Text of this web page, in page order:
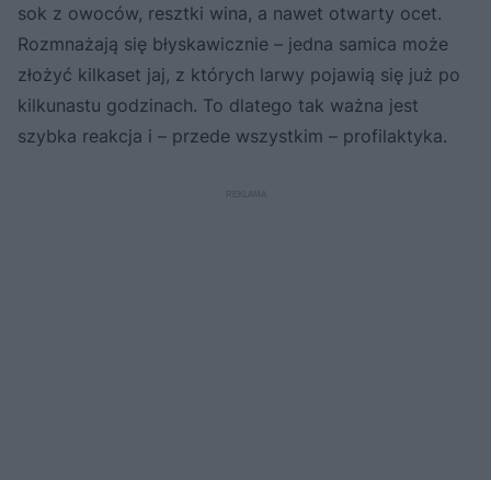
sok z owoców, resztki wina, a nawet otwarty ocet.
Rozmnażają się błyskawicznie – jedna samica może
złożyć kilkaset jaj, z których larwy pojawią się już po
kilkunastu godzinach. To dlatego tak ważna jest
szybka reakcja i – przede wszystkim – profilaktyka.